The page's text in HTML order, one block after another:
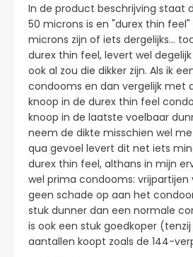
In de product beschrijving staat
50 microns is en "durex thin feel"
microns zijn of iets dergelijks...
durex thin feel, levert wel
ook al zou die dikker zijn. Als ik
condooms en dan vergelijk met
knoop in de durex thin feel
knoop in de laatste voelbaar
neem de dikte misschien wel
qua gevoel levert dit net iets
durex thin feel, althans in mijn
wel prima condooms: vrijpartijen
geen schade op aan het
stuk dunner dan een normale
is ook een stuk goedkoper
aantallen koopt zoals de 144-